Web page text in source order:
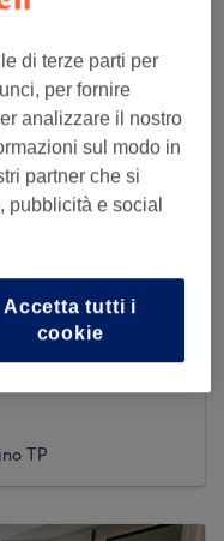
TP
di terze parti per
per fornire
analizzare il nostro
sul modo in
partner che si
pubblicità e social
Accetta tutti i
cookie